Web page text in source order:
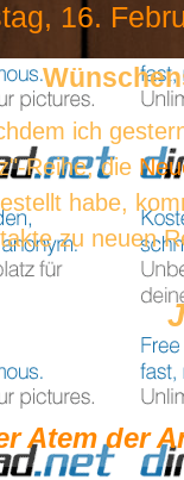
16.
ich
Reihe, die
habe,
zu neuen
Atem der